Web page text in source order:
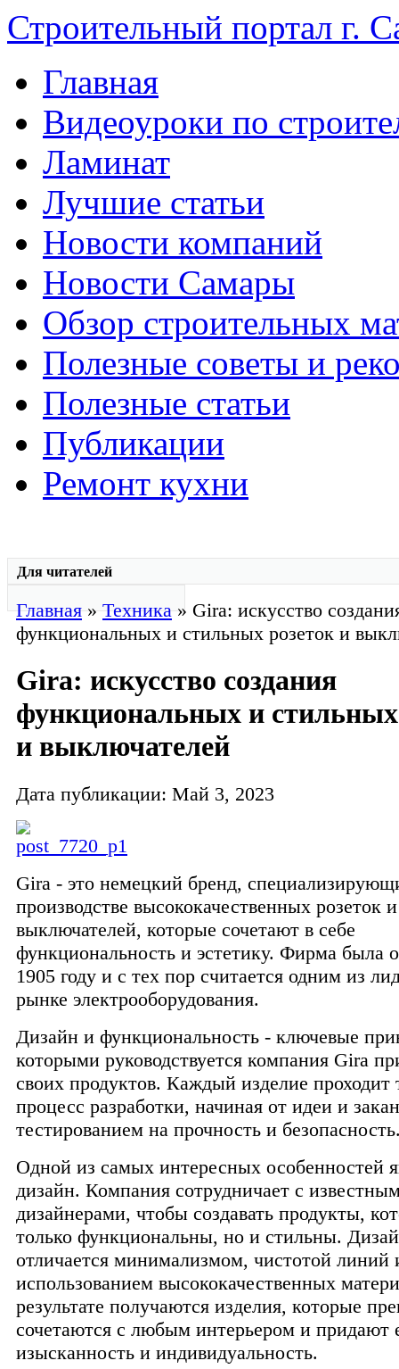
Строительный портал г.
Главная
Видеоуроки по
Ламинат
Лучшие статьи
Новости компаний
Новости Самары
Обзор строительных
Полезные советы и
Полезные статьи
Публикации
Ремонт кухни
Для читателей
Главная»Техника» Gira: искусство
функциональных и стильных розеток и
Gira: искусство создания
функциональных и стильных
и выключателей
Дата публикации: Май 3, 2023
Gira - это немецкий бренд,
производстве высококачественных розеток и
выключателей, которые сочетают в себе
функциональность и эстетику. Фирма была
1905 году и с тех пор считается одним из
рынке электрооборудования.
Дизайн и функциональность - ключевые
которыми руководствуется компания Gira
своих продуктов. Каждый изделие
процесс разработки, начиная от идеи и
тестированием на прочность и
Одной из самых интересных особенностей
дизайн. Компания сотрудничает с
дизайнерами, чтобы создавать продукты,
только функциональны, но и стильны.
отличается минимализмом, чистотой линий
использованием высококачественных
результате получаются изделия, которые
сочетаются с любым интерьером и придают
изысканность и индивидуальность.